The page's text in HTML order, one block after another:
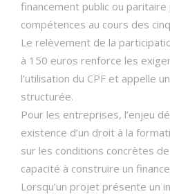
financement public ou paritaire
compétences au cours des
Le relèvement de la
à 150 euros renforce les
l’utilisation du CPF et appelle
structurée.
Pour les entreprises, l’enjeu
existence d’un droit à la
sur les conditions concrètes
capacité à construire un
Lorsqu’un projet présente un